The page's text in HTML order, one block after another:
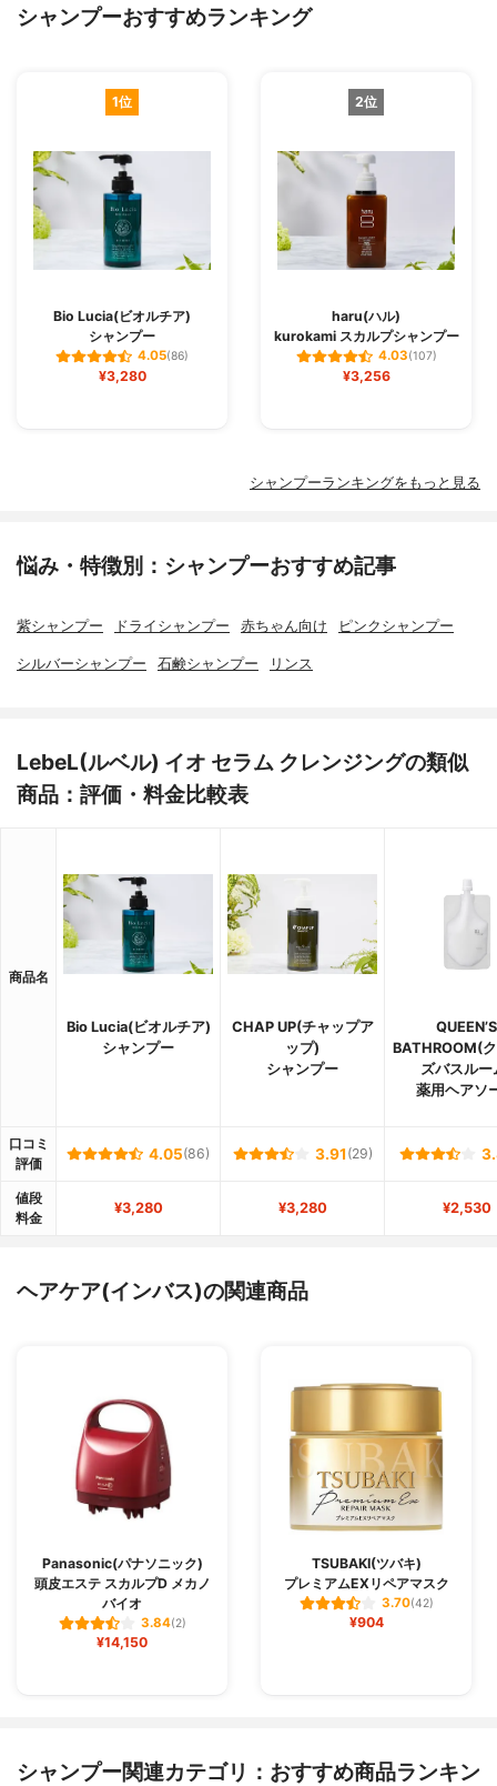
シャンプーおすすめランキング
1位
Bio Lucia(ビオルチア)
シャンプー
4.05(86)
¥3,280
2位
haru(ハル)
kurokami スカルプシャンプー
4.03(107)
¥3,256
シャンプーランキングをもっと見る
悩み・特徴別：シャンプーおすすめ記事
紫シャンプー ドライシャンプー 赤ちゃん向け ピンクシャンプー
シルバーシャンプー 石鹸シャンプー リンス
LebeL(ルベル) イオ セラム クレンジングの類似
商品：評価・料金比較表
商品名
Bio Lucia(ビオルチア)
シャンプー
CHAP UP(チャップア
ップ)
シャンプー
QUEEN’S
BATHROOM(
ズバスルー
薬用ヘアソ
口コミ
評価
4.05(86) 3.91 (29)
値段
料金
¥3,280 ¥3,280 ¥2,530
ヘアケア(インバス)の関連商品
Panasonic(パナソニック)
頭皮エステ スカルプD メカノ
バイオ
3.84(2)
¥14,150
TSUBAKI(ツバキ)
プレミアムEXリペアマスク
3.70(42)
¥904
シャンプー関連カテゴリ：おすすめ商品ランキン